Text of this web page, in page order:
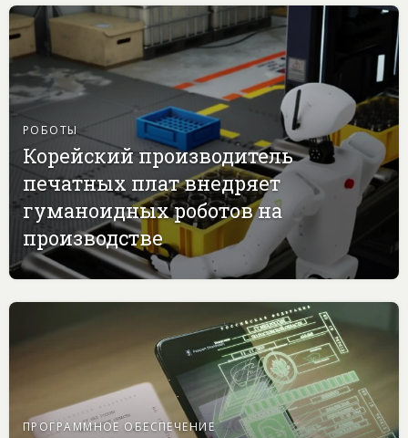
РОБОТЫ
Корейский производитель
печатных плат внедряет
гуманоидных роботов на
производстве
ПРОГРАММНОЕ ОБЕСПЕЧЕНИЕ